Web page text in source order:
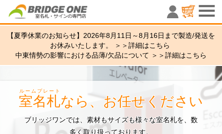
室名札・
【夏季休業のお知らせ】2026年8月11日～8月16日まで製造/発送を
お休みいたします。 ＞＞詳細はこちら
中東情勢の影響における品薄/欠品について ＞＞詳細はこちら
室名札
ルームプレート
なら、お任せください
ブリッジワンでは、素材もサイズも様々な室名札を、数
多く取り扱っております。